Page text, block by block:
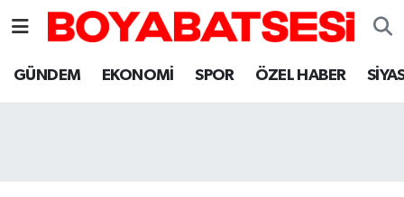
GÜNDEM EKONOMİ SPOR ÖZEL HABER
Sinop Nöbetçi Eczaneler